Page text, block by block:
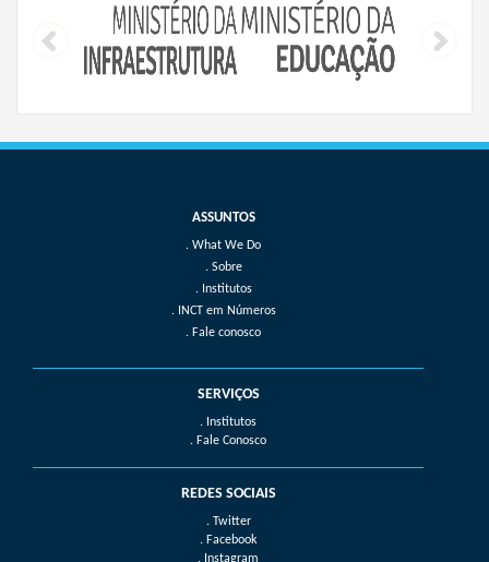
What We Do
Sobre
Institutos
INCT em Números
Fale conosco
SERVIÇOS
. Institutos
. Fale Conosco
REDES SOCIAIS
. Twitter
. Facebook
. Instagram